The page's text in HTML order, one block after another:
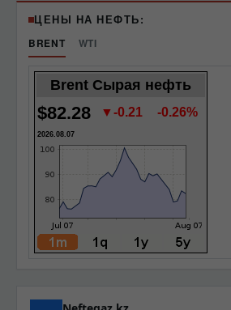
ЦЕНЫ НА НЕФТЬ:
BRENT
WTI
Brent Сырая нефть
$82.28 ▼-0.21 -0.26%
2026.08.07